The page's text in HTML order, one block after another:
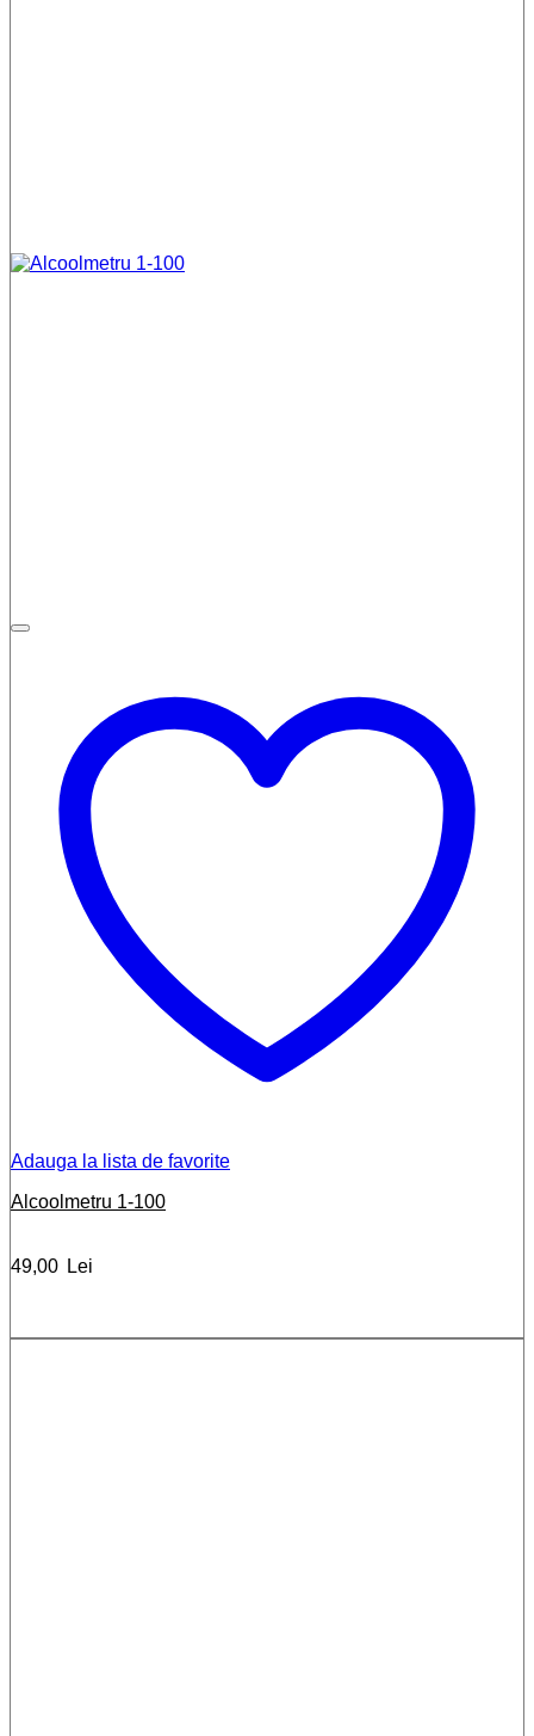
Adauga la lista de favorite
Alcoolmetru 1-100
49,00 Lei